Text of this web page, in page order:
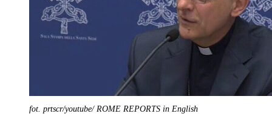
fot. prtscr/youtube/ ROME REPORTS in English